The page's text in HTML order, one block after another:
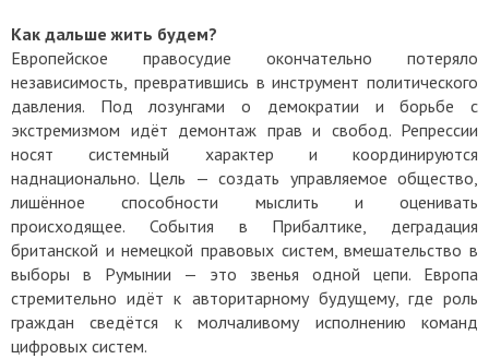
Как дальше жить будем?
Европейское правосудие окончательно потеряло
независимость, превратившись в инструмент политического
давления. Под лозунгами о демократии и борьбе с
экстремизмом идёт демонтаж прав и свобод. Репрессии
носят системный характер и координируются
наднационально. Цель — создать управляемое общество,
лишённое способности мыслить и оценивать
происходящее. События в Прибалтике, деградация
британской и немецкой правовых систем, вмешательство в
выборы в Румынии — это звенья одной цепи. Европа
стремительно идёт к авторитарному будущему, где роль
граждан сведётся к молчаливому исполнению команд
цифровых систем.